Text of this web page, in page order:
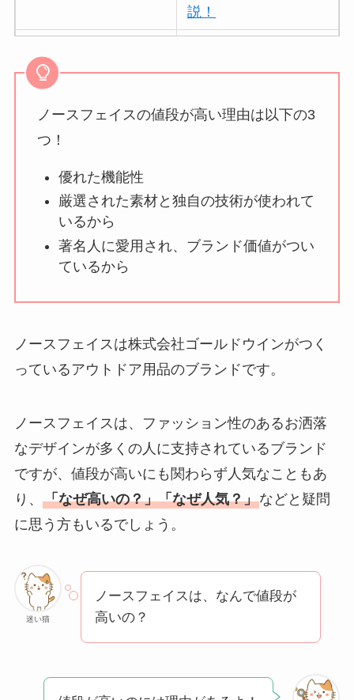
説！
ンはなぜ人気？3つの
を紹介！
気？安く買う方法も
THE STEM CELL フ
介！
想夫恋はなぜ高い？
える方法も解説！
アレクサンドルドゥ
パリはなぜ高い？な
ぜ人気？安く買える
人気？安く買える方
なぜ高い？なぜ人
ノースフェイスの値段が高い理由は以下の3
つ！
優れた機能性
厳選された素材と独自の技術が使われて
いるから
著名人に愛用され、ブランド価値がつい
ているから
ノースフェイスは株式会社ゴールドウインがつく
っているアウトドア用品のブランドです。
ノースフェイスは、ファッション性のあるお洒落
なデザインが多くの人に支持されているブランド
ですが、値段が高いにも関わらず人気なこともあ
り、 「なぜ高いの？」「なぜ人気？」などと疑問
に思う方もいるでしょう。
迷い猫
ノースフェイスは、なんで値段が
高いの？